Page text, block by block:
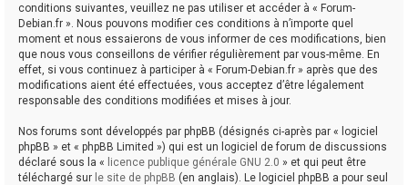
conditions suivantes, veuillez ne pas utiliser et accéder à « Forum-
Debian.fr ». Nous pouvons modifier ces conditions à n’importe quel
moment et nous essaierons de vous informer de ces modifications, bien
que nous vous conseillons de vérifier régulièrement par vous-même. En
effet, si vous continuez à participer à « Forum-Debian.fr » après que des
modifications aient été effectuées, vous acceptez d’être légalement
responsable des conditions modifiées et mises à jour.
Nos forums sont développés par phpBB (désignés ci-après par « logiciel
phpBB » et « phpBB Limited ») qui est un logiciel de forum de discussions
déclaré sous la « licence publique générale GNU 2.0 » et qui peut être
téléchargé sur le site de phpBB (en anglais). Le logiciel phpBB a pour seul